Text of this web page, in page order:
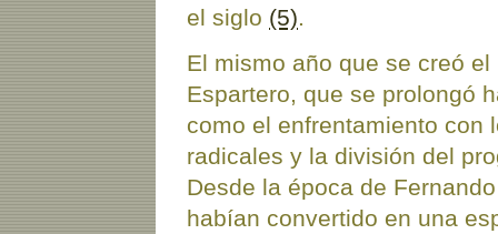
el siglo (5).
El mismo año que se creó
Espartero, que se prolongó
como el enfrentamiento con
radicales y la división del
Desde la época de
habían convertido en una